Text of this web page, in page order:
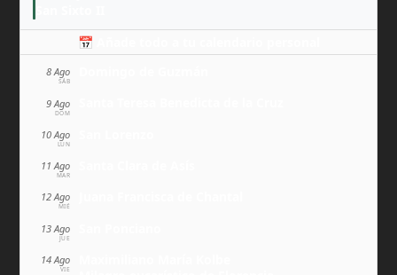
📅 Añade todo a tu calendario personal
8 Ago
SÁB
9 Ago
DOM
10 Ago
LUN
11 Ago
MAR
12 Ago
MIÉ
13 Ago
JUE
14 Ago
VIE